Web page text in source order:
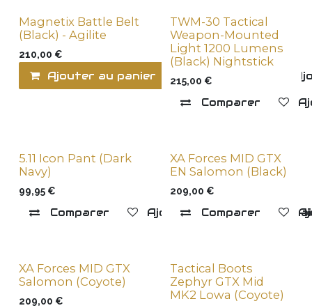
Magnetix Battle Belt
(Black) - Agilite
210,00 €
Ajouter au panier Comparer
TWM-30 Tactical
Weapon-Mounted
Light 1200 Lumens
(Black) Nightstick
215,00 €
Comparer
5.11 Icon Pant (Dark
Navy)
99,95 €
Comparer Ajouter à la liste de
XA Forces MID GTX
EN Salomon (Black)
209,00 €
Comparer
XA Forces MID GTX
Salomon (Coyote)
209,00 €
Tactical Boots
Zephyr GTX Mid
MK2 Lowa (Coyote)